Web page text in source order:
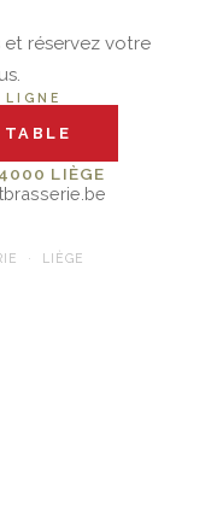
réservez votre
LIGNE
TABLE
LIÈGE
· LIÈGE